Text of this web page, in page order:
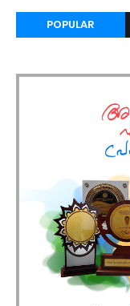
POPULAR